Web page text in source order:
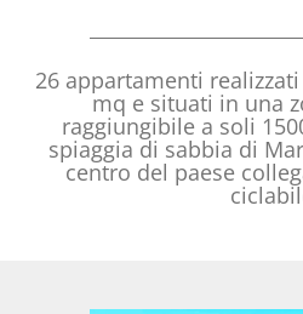
26 appartamenti realizzati
mq e situati in una
raggiungibile a soli
spiaggia di sabbia di
centro del paese